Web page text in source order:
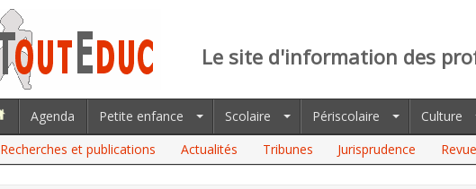
Le site d'information des
Agenda Petite enfance Scolaire Périscolaire Culture
Recherches et publications
Actualités Tribunes Jurisprudence